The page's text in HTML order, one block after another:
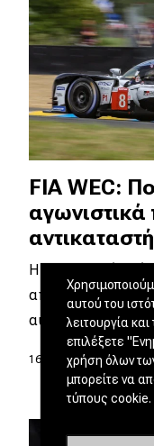
FIA WEC:
Η FIA λογικά
αποκαλύψει τα
αυτοκινήτου
16.06.2018|Mιχάλης
αυτού του
λειτουργία
επιλέξετε
χρήση όλων
μπορείτε να
τύπους cookie.